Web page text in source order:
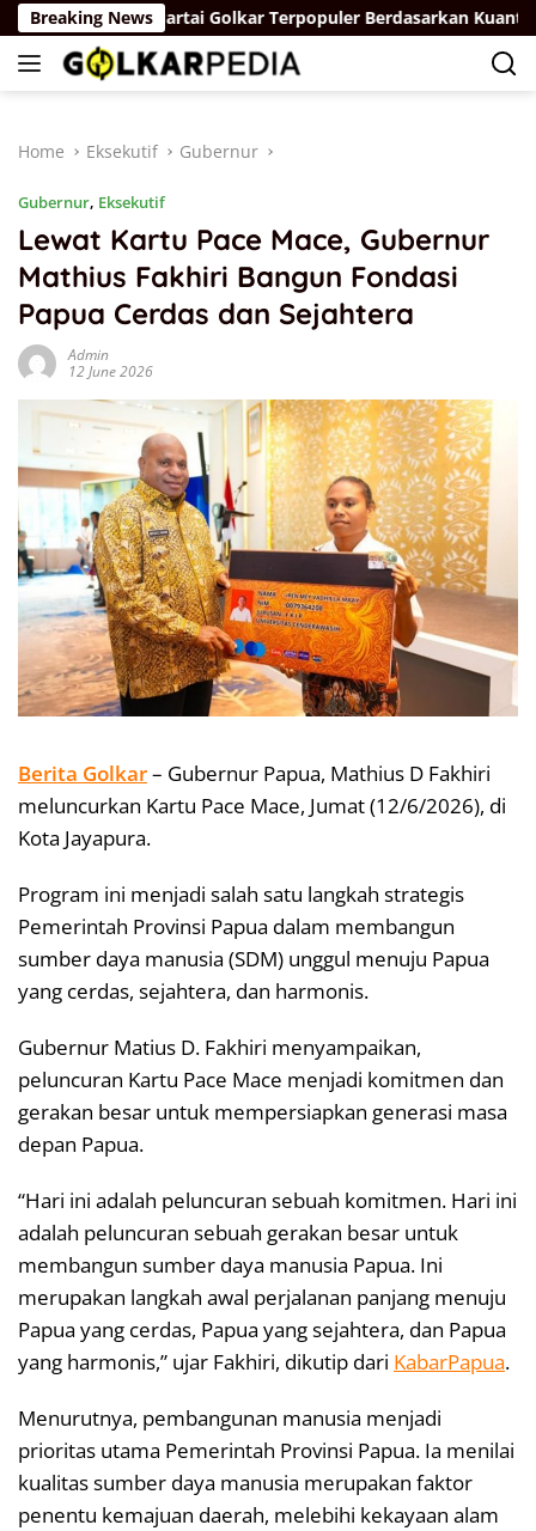
Skip
to
content
Breaking News
DPD I Partai Golkar Terpopuler Berdasarkan Kuantitas
Home Eksekutif Gubernur
Gubernur, Eksekutif
Lewat Kartu Pace Mace, Gubernur
Mathius Fakhiri Bangun Fondasi
Papua Cerdas dan Sejahtera
Admin
12 June 2026
Berita Golkar– Gubernur Papua, Mathius D Fakhiri
meluncurkan Kartu Pace Mace, Jumat (12/6/2026), di
Kota Jayapura.
Program ini menjadi salah satu langkah strategis
Pemerintah Provinsi Papua dalam membangun
sumber daya manusia (SDM) unggul menuju Papua
yang cerdas, sejahtera, dan harmonis.
Gubernur Matius D. Fakhiri menyampaikan,
peluncuran Kartu Pace Mace menjadi komitmen dan
gerakan besar untuk mempersiapkan generasi masa
depan Papua.
“Hari ini adalah peluncuran sebuah komitmen. Hari ini
adalah peluncuran sebuah gerakan besar untuk
membangun sumber daya manusia Papua. Ini
merupakan langkah awal perjalanan panjang menuju
Papua yang cerdas, Papua yang sejahtera, dan Papua
yang harmonis,” ujar Fakhiri, dikutip dari KabarPapua.
Menurutnya, pembangunan manusia menjadi
prioritas utama Pemerintah Provinsi Papua. Ia menilai
kualitas sumber daya manusia merupakan faktor
penentu kemajuan daerah, melebihi kekayaan alam